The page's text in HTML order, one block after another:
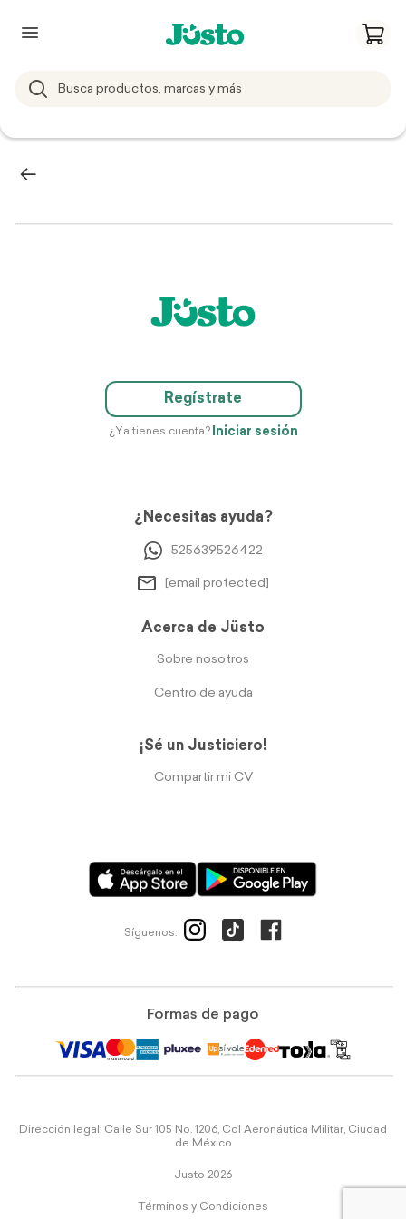
Regístrate
¿Ya tienes cuenta? Iniciar sesión
¿Necesitas ayuda?
525639526422
[email protected]
Acerca de Jüsto
Sobre nosotros
Centro de ayuda
¡Sé un Justiciero!
Compartir mi CV
Síguenos:
Formas de pago
Dirección legal: Calle Sur 105 No. 1206, Col Aeronáutica Militar, Ciudad
de México
Justo 2026
Términos y Condiciones